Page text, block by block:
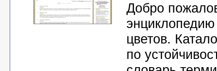
Добро
цветов.
по